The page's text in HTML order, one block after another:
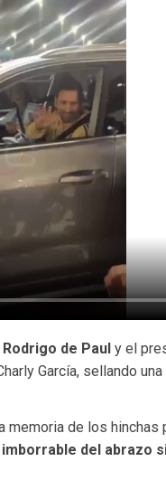
Rodrigo de Paul y el
García, sellando
memoria de los
imborrable del abrazo